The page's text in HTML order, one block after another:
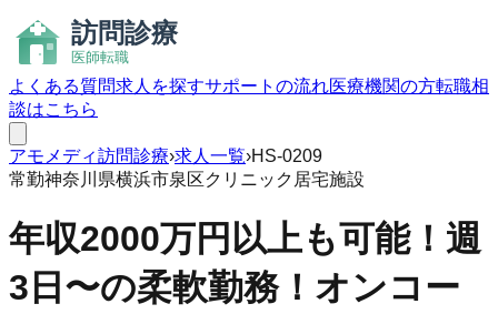
よくある質問求人を探すサポートの流れ医療機関の方転職相
談はこちら
アモメディ訪問診療›求人一覧›HS-0209
常勤神奈川県横浜市泉区クリニック 居宅施設
年収2000万円以上も可能！週
3日〜の柔軟勤務！オンコー